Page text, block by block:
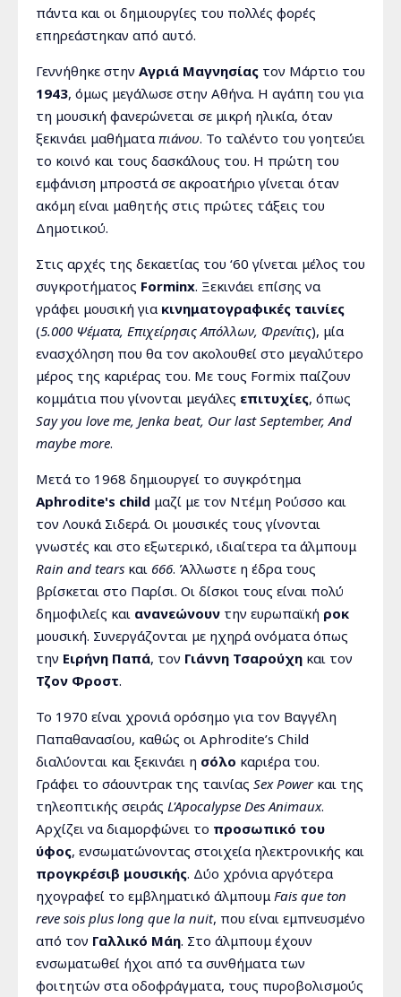
πάντα και οι δημιουργίες του πολλές φορές
επηρεάστηκαν από αυτό.
Γεννήθηκε στην Αγριά Μαγνησίας τον Μάρτιο του
1943, όμως μεγάλωσε στην Αθήνα. Η αγάπη του για
τη μουσική φανερώνεται σε μικρή ηλικία, όταν
ξεκινάει μαθήματα πιάνου. Το ταλέντο του γοητεύει
το κοινό και τους δασκάλους του. Η πρώτη του
εμφάνιση μπροστά σε ακροατήριο γίνεται όταν
ακόμη είναι μαθητής στις πρώτες τάξεις του
Δημοτικού.
Στις αρχές της δεκαετίας του ‘60 γίνεται μέλος του
συγκροτήματος Forminx. Ξεκινάει επίσης να
γράφει μουσική για κινηματογραφικές ταινίες
(5.000 Ψέματα, Επιχείρησις Απόλλων, Φρενίτις), μία
ενασχόληση που θα τον ακολουθεί στο μεγαλύτερο
μέρος της καριέρας του. Με τους Formix παίζουν
κομμάτια που γίνονται μεγάλες επιτυχίες, όπως
Say you love me, Jenka beat, Our last September, And
maybe more.
Μετά το 1968 δημιουργεί το συγκρότημα
Aphrodite's child μαζί με τον Ντέμη Ρούσσο και
τον Λουκά Σιδερά. Οι μουσικές τους γίνονται
γνωστές και στο εξωτερικό, ιδιαίτερα τα άλμπουμ
Rain and tears και 666. Άλλωστε η έδρα τους
βρίσκεται στο Παρίσι. Οι δίσκοι τους είναι πολύ
δημοφιλείς και ανανεώνουν την ευρωπαϊκή ροκ
μουσική. Συνεργάζονται με ηχηρά ονόματα όπως
την Ειρήνη Παπά, τον Γιάννη Τσαρούχη και τον
Τζον Φροστ.
Το 1970 είναι χρονιά ορόσημο για τον Βαγγέλη
Παπαθανασίου, καθώς οι Aphrodite’s Child
διαλύονται και ξεκινάει η σόλο καριέρα του.
Γράφει το σάουντρακ της ταινίας Sex Powerκαι της
τηλεοπτικής σειράς L'Apocalypse Des Animaux.
Αρχίζει να διαμορφώνει το προσωπικό του
ύφος, ενσωματώνοντας στοιχεία ηλεκτρονικής και
προγκρέσιβ μουσικής. Δύο χρόνια αργότερα
ηχογραφεί το εμβληματικό άλμπουμ Fais que ton
reve sois plus long que la nuit, που είναι εμπνευσμένο
από τον Γαλλικό Μάη. Στο άλμπουμ έχουν
ενσωματωθεί ήχοι από τα συνθήματα των
φοιτητών στα οδοφράγματα, τους πυροβολισμούς